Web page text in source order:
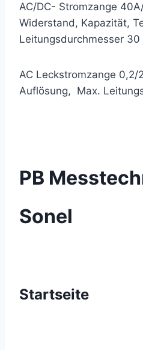
AC/DC- Stromzange
Widerstand, Kapazität,
Leitungsdurchmesser 30
AC Leckstromzange 0,2/
Auflösung, Max.
PB
Sonel
Startseite